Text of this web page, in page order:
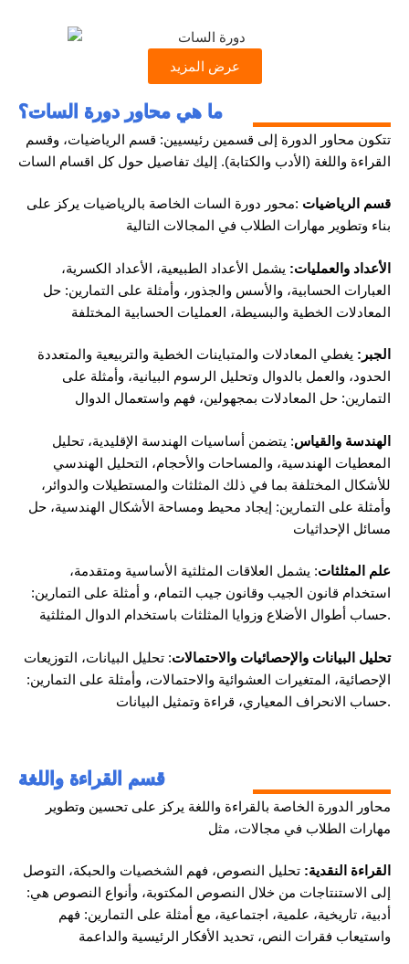
عرض المزيد
ما هي محاور دورة السات؟
تتكون محاور الدورة إلى قسمين رئيسيين: قسم الرياضيات، وقسم
القراءة واللغة (الأدب والكتابة). إليك تفاصيل حول كل اقسام السات
قسم الرياضيات :محور دورة السات الخاصة بالرياضيات يركز على
بناء وتطوير مهارات الطلاب في المجالات التالية
الأعداد والعمليات: يشمل الأعداد الطبيعية، الأعداد الكسرية،
العبارات الحسابية، والأسس والجذور، وأمثلة على التمارين: حل
المعادلات الخطية والبسيطة، العمليات الحسابية المختلفة
الجبر: يغطي المعادلات والمتباينات الخطية والتربيعية والمتعددة
الحدود، والعمل بالدوال وتحليل الرسوم البيانية، وأمثلة على
التمارين: حل المعادلات بمجهولين، فهم واستعمال الدوال
الهندسة والقياس: يتضمن أساسيات الهندسة الإقليدية، تحليل
المعطيات الهندسية، والمساحات والأحجام، التحليل الهندسي
للأشكال المختلفة بما في ذلك المثلثات والمستطيلات والدوائر،
وأمثلة على التمارين: إيجاد محيط ومساحة الأشكال الهندسية، حل
مسائل الإحداثيات
علم المثلثات: يشمل العلاقات المثلثية الأساسية ومتقدمة،
استخدام قانون الجيب وقانون جيب التمام، و أمثلة على التمارين:
حساب أطوال الأضلاع وزوايا المثلثات باستخدام الدوال المثلثية.
تحليل البيانات والإحصائيات والاحتمالات: تحليل البيانات، التوزيعات
الإحصائية، المتغيرات العشوائية والاحتمالات، وأمثلة على التمارين:
حساب الانحراف المعياري، قراءة وتمثيل البيانات.
قسم القراءة واللغة
محاور الدورة الخاصة بالقراءة واللغة يركز على تحسين وتطوير
مهارات الطلاب في مجالات، مثل
القراءة النقدية: تحليل النصوص، فهم الشخصيات والحبكة، التوصل
إلى الاستنتاجات من خلال النصوص المكتوبة، وأنواع النصوص هي:
أدبية، تاريخية، علمية، اجتماعية، مع أمثلة على التمارين: فهم
واستيعاب فقرات النص، تحديد الأفكار الرئيسية والداعمة